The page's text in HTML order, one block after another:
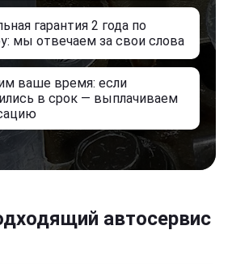
гарантия 2 года по
мы отвечаем за свои слова
ваше время: если
в срок — выплачиваем
автосервис